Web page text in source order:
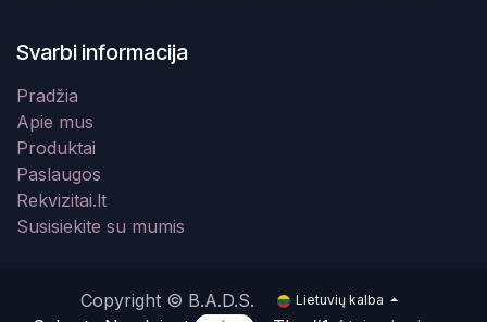
Svarbi informacija
Pradžia
Apie mus
Produktai
Paslaugos
Rekvizitai.lt
Susisiekite su mumis
Copyright © B.A.D.S. Lietuvių kalba